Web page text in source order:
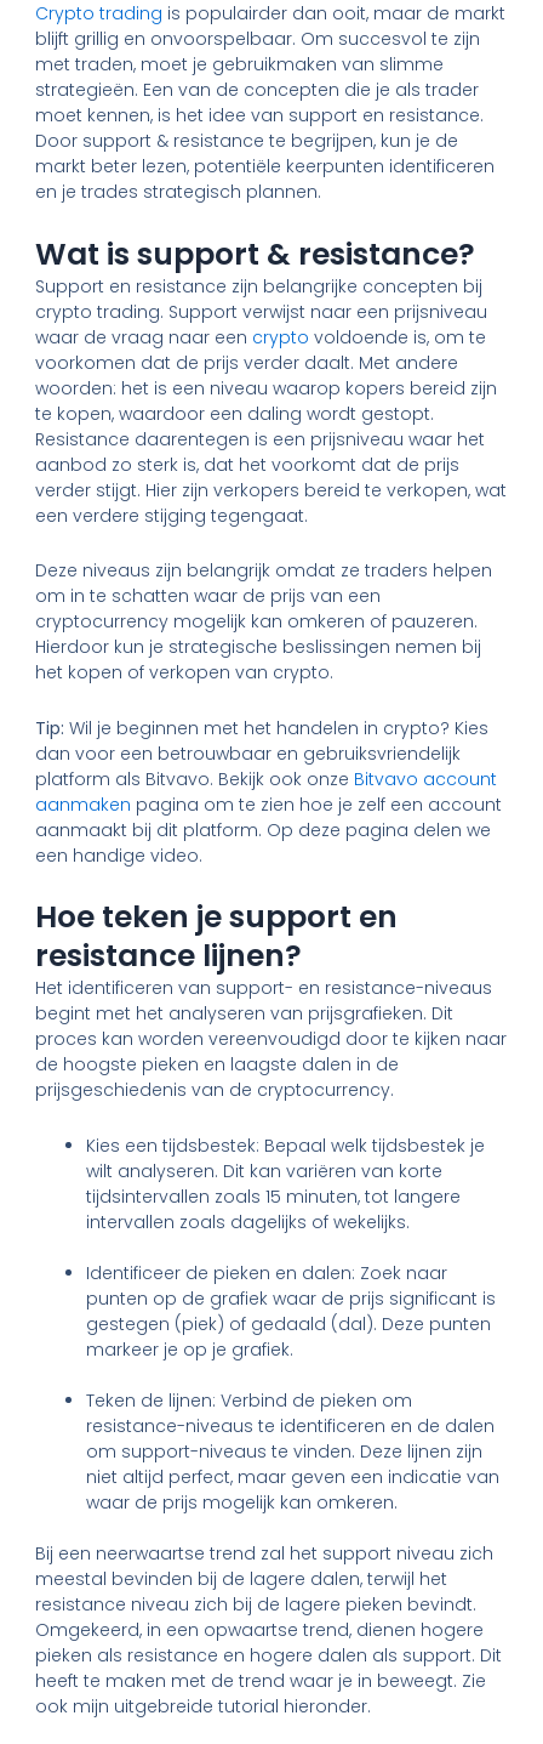
Crypto trading is populairder dan ooit, maar de markt
blijft grillig en onvoorspelbaar. Om succesvol te zijn
met traden, moet je gebruikmaken van slimme
strategieën. Een van de concepten die je als trader
moet kennen, is het idee van support en resistance.
Door support & resistance te begrijpen, kun je de
markt beter lezen, potentiële keerpunten identificeren
en je trades strategisch plannen.
Wat is support & resistance?
Support en resistance zijn belangrijke concepten bij
crypto trading. Support verwijst naar een prijsniveau
waar de vraag naar een crypto voldoende is, om te
voorkomen dat de prijs verder daalt. Met andere
woorden: het is een niveau waarop kopers bereid zijn
te kopen, waardoor een daling wordt gestopt.
Resistance daarentegen is een prijsniveau waar het
aanbod zo sterk is, dat het voorkomt dat de prijs
verder stijgt. Hier zijn verkopers bereid te verkopen, wat
een verdere stijging tegengaat.
Deze niveaus zijn belangrijk omdat ze traders helpen
om in te schatten waar de prijs van een
cryptocurrency mogelijk kan omkeren of pauzeren.
Hierdoor kun je strategische beslissingen nemen bij
het kopen of verkopen van crypto.
Tip: Wil je beginnen met het handelen in crypto? Kies
dan voor een betrouwbaar en gebruiksvriendelijk
platform als Bitvavo. Bekijk ook onze Bitvavo account
aanmaken pagina om te zien hoe je zelf een account
aanmaakt bij dit platform. Op deze pagina delen we
een handige video.
Hoe teken je support en
resistance lijnen?
Het identificeren van support- en resistance-niveaus
begint met het analyseren van prijsgrafieken. Dit
proces kan worden vereenvoudigd door te kijken naar
de hoogste pieken en laagste dalen in de
prijsgeschiedenis van de cryptocurrency.
Kies een tijdsbestek: Bepaal welk tijdsbestek je
wilt analyseren. Dit kan variëren van korte
tijdsintervallen zoals 15 minuten, tot langere
intervallen zoals dagelijks of wekelijks.
Identificeer de pieken en dalen: Zoek naar
punten op de grafiek waar de prijs significant is
gestegen (piek) of gedaald (dal). Deze punten
markeer je op je grafiek.
Teken de lijnen: Verbind de pieken om
resistance-niveaus te identificeren en de dalen
om support-niveaus te vinden. Deze lijnen zijn
niet altijd perfect, maar geven een indicatie van
waar de prijs mogelijk kan omkeren.
Bij een neerwaartse trend zal het support niveau zich
meestal bevinden bij de lagere dalen, terwijl het
resistance niveau zich bij de lagere pieken bevindt.
Omgekeerd, in een opwaartse trend, dienen hogere
pieken als resistance en hogere dalen als support. Dit
heeft te maken met de trend waar je in beweegt. Zie
ook mijn uitgebreide tutorial hieronder.